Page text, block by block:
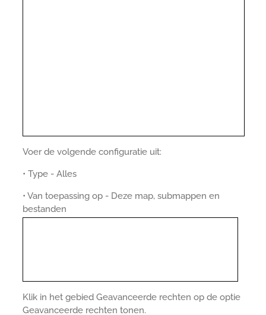
Voer de volgende configuratie uit:
• Type - Alles
• Van toepassing op - Deze map, submappen en
bestanden
Klik in het gebied Geavanceerde rechten op de optie
Geavanceerde rechten tonen.